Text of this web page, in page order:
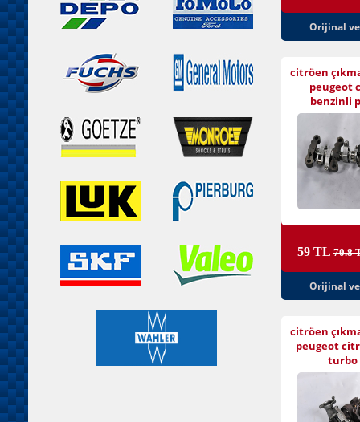
Orijinal ve
citröen
peugeot
benzinli
59 TL 70.8
Orijinal ve
citröen
peugeot
turbo